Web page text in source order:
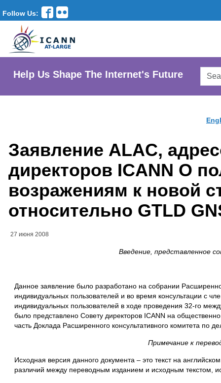
Follow Us:
Help Us Shape The Internet's Future
Заявление ALAC,
директоров ICANN О
возражениям к новой
относительно GTLD
27 июня 2008
Введение, представленное
Данное заявление было разработано на собрании
индивидуальных пользователей и во время консультации с
индивидуальных пользователей в ходе проведения 32-го
было представлено Совету директоров ICANN на
часть Доклада Расширенного консультативного комитета по
Примечание к
Исходная версия данного документа – это текст на
различий между переводным изданием и исходным текстом,